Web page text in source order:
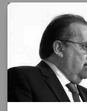
23 x 17 cm
técnica mista sobre papel
assinatura inf. dir.
Compartilhar